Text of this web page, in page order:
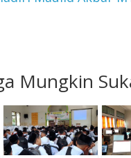
Mungkin